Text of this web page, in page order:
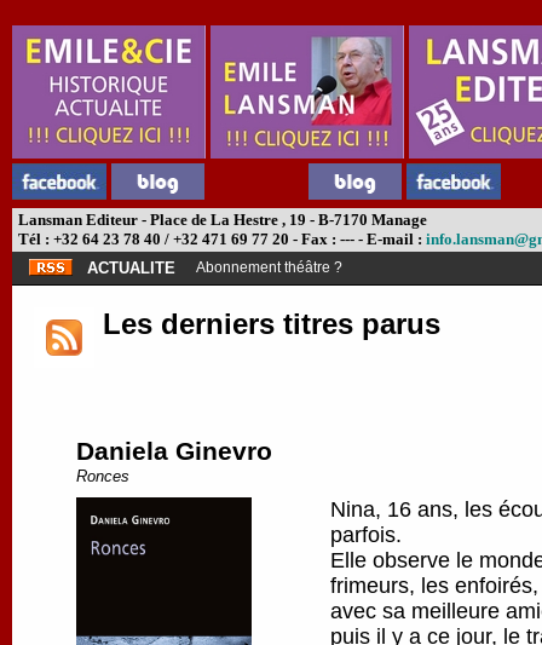
Lansman Editeur - Place de La Hestre , 19 - B-7170 Manage
Tél : +32 64 23 78 40 / +32 471 69 77 20 - Fax : --- - E-mail :
ACTUALITE
Abonnement théâtre ?
Les derniers titres parus
Daniela Ginevro
Ronces
Nina, 16 ans, les
parfois.
Elle observe le
frimeurs, les
avec sa meilleure
puis il y a ce jour, le